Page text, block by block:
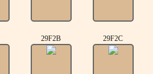
29F2B 29F2C